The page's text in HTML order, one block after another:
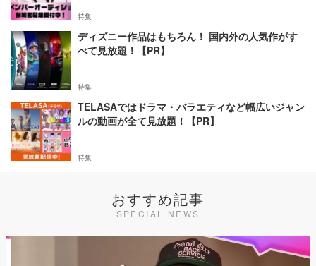
特集
ディズニー作品はもちろん！ 国内外の人気作がす
べて見放題！【PR】
特集
TELASAではドラマ・バラエティなど幅広いジャン
ルの動画が全て見放題！【PR】
特集
おすすめ記事
SPECIAL NEWS